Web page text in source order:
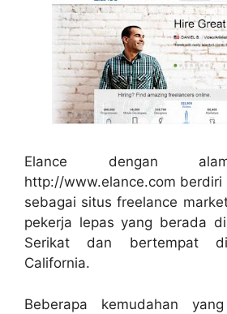
Elance dengan
http://www.elance.com berdiri
sebagai situs freelance
pekerja lepas yang berada
Serikat dan bertempat di
California.
Beberapa kemudahan